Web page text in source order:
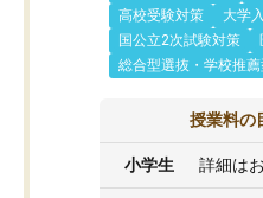
高校受験対策
大学
国公立2次試験対策
総合型選抜・学校推
授業料の
小学生 詳細は